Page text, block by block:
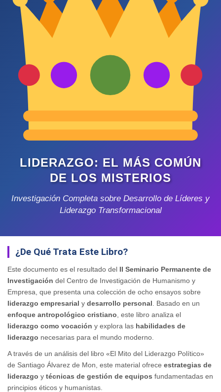
LIDERAZGO: EL MÁS COMÚN
DE LOS MISTERIOS
Investigación Completa sobre Desarrollo de Líderes y
Liderazgo Transformacional
¿De Qué Trata Este Libro?
Este documento es el resultado del II Seminario Permanente de
Investigación del Centro de Investigación de Humanismo y
Empresa, que presenta una colección de ocho ensayos sobre
liderazgo empresarial y desarrollo personal . Basado en un
enfoque antropológico cristiano , este libro analiza el
liderazgo como vocación y explora las habilidades de
liderazgo necesarias para el mundo moderno.
A través de un análisis del libro «El Mito del Liderazgo Político»
de Santiago Álvarez de Mon, este material ofrece estrategias de
liderazgo y técnicas de gestión de equipos fundamentadas en
principios éticos y humanistas.